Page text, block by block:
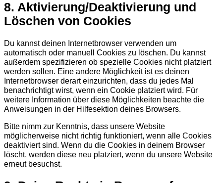
8. Aktivierung/Deaktivierung und
Löschen von Cookies
Du kannst deinen Internetbrowser verwenden um
automatisch oder manuell Cookies zu löschen. Du kannst
außerdem spezifizieren ob spezielle Cookies nicht platziert
werden sollen. Eine andere Möglichkeit ist es deinen
Internetbrowser derart einzurichten, dass du jedes Mal
benachrichtigt wirst, wenn ein Cookie platziert wird. Für
weitere Information über diese Möglichkeiten beachte die
Anweisungen in der Hilfesektion deines Browsers.
Bitte nimm zur Kenntnis, dass unsere Website
möglicherweise nicht richtig funktioniert, wenn alle Cookies
deaktiviert sind. Wenn du die Cookies in deinem Browser
löscht, werden diese neu platziert, wenn du unsere Website
erneut besuchst.